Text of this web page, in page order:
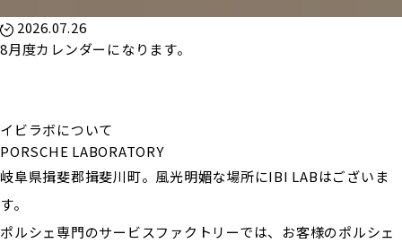
2026.07.26
8月度カレンダーになります。
イビラボについて
PORSCHE LABORATORY
岐阜県揖斐郡揖斐川町。風光明媚な場所にIBI LABはございま
す。
ポルシェ専門のサービスファクトリーでは、お客様のポルシェ